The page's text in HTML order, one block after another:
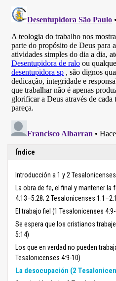
Índice
Introducción a 1 y 2 Tesalonicenses
La obra de fe, el final y mantener la
4:13–5:28; 2 Tesalonicenses
El trabajo fiel (1 Tesalonicenses
Se espera que los cristianos
5:14)
Los que en verdad no pueden
Tesalonicenses 4:9-10)
La desocupación (2